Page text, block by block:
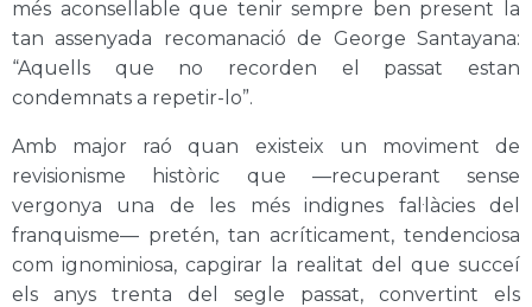
més aconsellable que tenir sempre ben present la
tan assenyada recomanació de George Santayana:
“Aquells que no recorden el passat estan
condemnats a repetir-lo”.
Amb major raó quan existeix un moviment de
revisionisme històric que —recuperant sense
vergonya una de les més indignes fal·làcies del
franquisme— pretén, tan acríticament, tendenciosa
com ignominiosa, capgirar la realitat del que succeí
els anys trenta del segle passat, convertint els